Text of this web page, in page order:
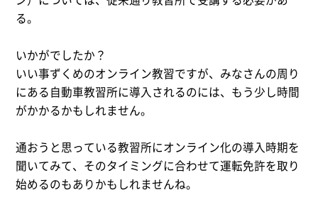
る。
いかがでしたか？
いい事ずくめのオンライン教習ですが、みなさんの周り
にある自動車教習所に導入されるのには、もう少し時間
がかかるかもしれません。
通おうと思っている教習所にオンライン化の導入時期を
聞いてみて、そのタイミングに合わせて運転免許を取り
始めるのもありかもしれませんね。